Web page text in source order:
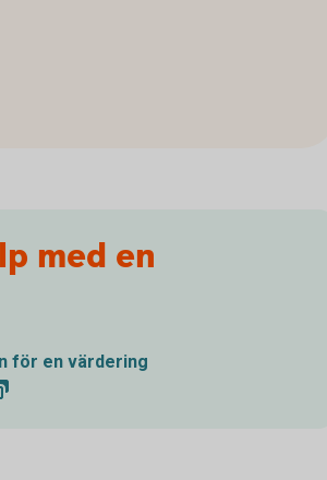
med en
för en värdering